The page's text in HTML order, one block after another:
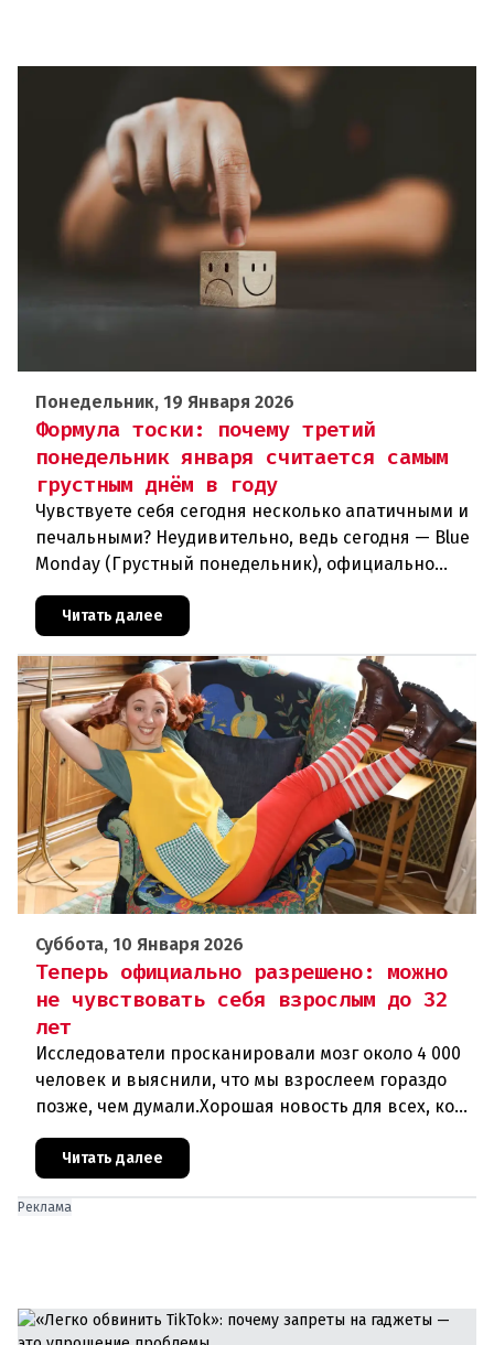
Понедельник, 19 Января 2026
Формула тоски: почему третий
понедельник января считается самым
грустным днём в году
Чувствуете себя сегодня несколько апатичными и
печальными? Неудивительно, ведь сегодня — Blue
Monday (Грустный понедельник), официально
считающийся самым печальным днем в году! На
самом деле есть прич
Читать далее
Суббота, 10 Января 2026
Теперь официально разрешено: можно
не чувствовать себя взрослым до 32
лет
Исследователи просканировали мозг около 4 000
человек и выяснили, что мы взрослеем гораздо
позже, чем думали.Хорошая новость для всех, кому
под тридцать, а жизнь еще не устроена:
нейробиологи проскани
Читать далее
Реклама